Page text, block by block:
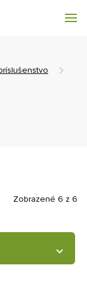
Zobrazené 6 z 6